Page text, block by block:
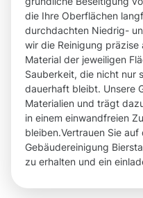
die Ihre Oberflächen
durchdachten Niedrig-
wir die Reinigung
Material der jeweiligen
Sauberkeit, die nicht nur
dauerhaft bleibt. Unsere
Materialien und trägt
in einem einwandfreien
bleiben.Vertrauen Sie
Gebäudereinigung
zu erhalten und ein